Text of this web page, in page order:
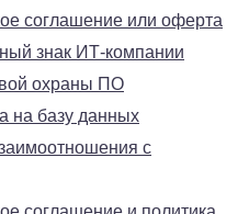
соглашение или оферта
знак ИТ-компании
охраны ПО
на базу данных
с